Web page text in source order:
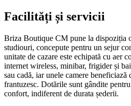
Facilități și servicii
Briza Boutique CM pune la dispoziția
studiouri, concepute pentru un sejur
unitate de cazare este echipată cu aer
internet wireless, minibar, frigider și
sau cadă, iar unele camere beneficiază
frantuzesc. Dotările sunt gândite
confort, indiferent de durata șederii.